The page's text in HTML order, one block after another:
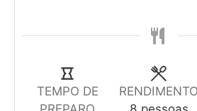
TEMPO DE
RENDIMENTO